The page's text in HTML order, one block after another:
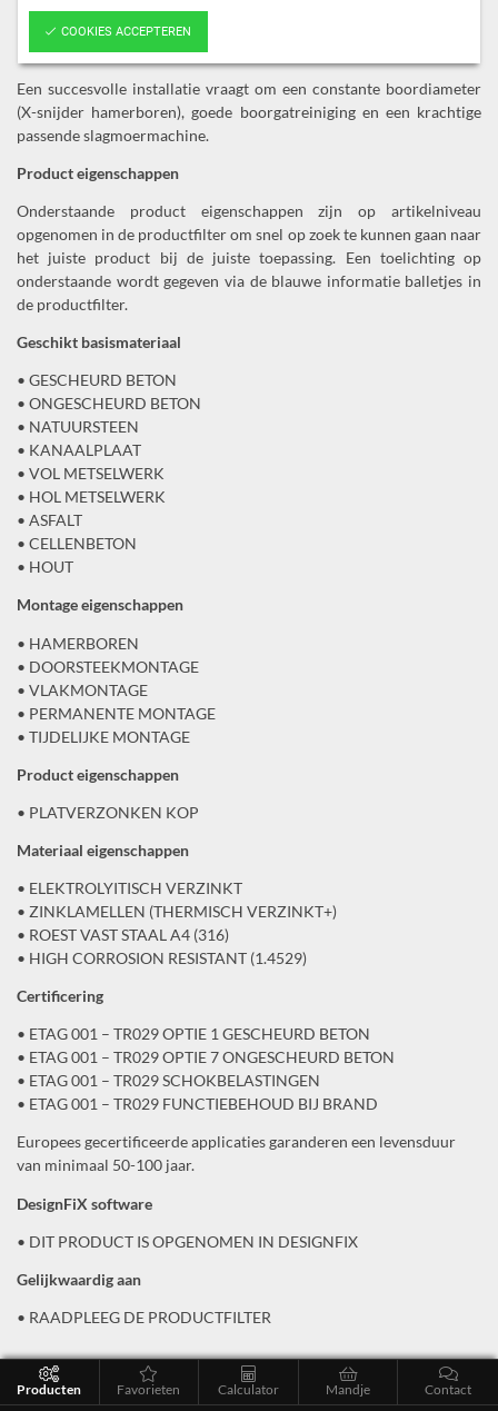
beste schroefankers op de markt.
Nadelen
Een succesvolle installatie vraagt om een constante boordiameter
(X-snijder hamerboren), goede boorgatreiniging en een krachtige
passende slagmoermachine.
Product eigenschappen
Onderstaande product eigenschappen zijn op artikelniveau
opgenomen in de productfilter om snel op zoek te kunnen gaan naar
het juiste product bij de juiste toepassing. Een toelichting op
onderstaande wordt gegeven via de blauwe informatie balletjes in
de productfilter.
Geschikt basismateriaal
• GESCHEURD BETON
• ONGESCHEURD BETON
• NATUURSTEEN
• KANAALPLAAT
• VOL METSELWERK
• HOL METSELWERK
• ASFALT
• CELLENBETON
• HOUT
Montage eigenschappen
• HAMERBOREN
• DOORSTEEKMONTAGE
• VLAKMONTAGE
• PERMANENTE MONTAGE
• TIJDELIJKE MONTAGE
Product eigenschappen
• PLATVERZONKEN KOP
Materiaal eigenschappen
• ELEKTROLYITISCH VERZINKT
• ZINKLAMELLEN (THERMISCH VERZINKT+)
• ROEST VAST STAAL A4 (316)
• HIGH CORROSION RESISTANT (1.4529)
Certificering
• ETAG 001 – TR029 OPTIE 1 GESCHEURD BETON
• ETAG 001 – TR029 OPTIE 7 ONGESCHEURD BETON
• ETAG 001 – TR029 SCHOKBELASTINGEN
• ETAG 001 – TR029 FUNCTIEBEHOUD BIJ BRAND
Europees gecertificeerde applicaties garanderen een levensduur
van minimaal 50-100 jaar.
DesignFiX software
• DIT PRODUCT IS OPGENOMEN IN DESIGNFIX
Gelijkwaardig aan
• RAADPLEEG DE PRODUCTFILTER
Producten Favorieten Calculator Mandje
Contact
COOKIES ACCEPTEREN